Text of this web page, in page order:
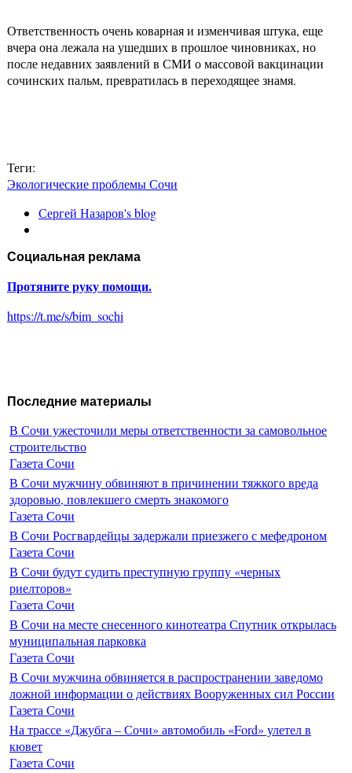
Ответственность очень коварная и изменчивая штука, еще
вчера она лежала на ушедших в прошлое чиновниках, но
после недавних заявлений в СМИ о массовой вакцинации
сочинских пальм, превратилась в переходящее знамя.
Теги:
Экологические проблемы Сочи
Сергей Назаров's blog
Социальная реклама
Протяните руку помощи.
https://t.me/s/bim_sochi
Последние материалы
В Сочи ужесточили меры ответственности за самовольное
строительство
Газета Сочи
В Сочи мужчину обвиняют в причинении тяжкого вреда
здоровью, повлекшего смерть знакомого
Газета Сочи
В Сочи Росгвардейцы задержали приезжего с мефедроном
Газета Сочи
В Сочи будут судить преступную группу «черных
риелторов»
Газета Сочи
В Сочи на месте снесенного кинотеатра Спутник открылась
муниципальная парковка
Газета Сочи
В Сочи мужчина обвиняется в распространении заведомо
ложной информации о действиях Вооруженных сил России
Газета Сочи
На трассе «Джубга – Сочи» автомобиль «Ford» улетел в
кювет
Газета Сочи